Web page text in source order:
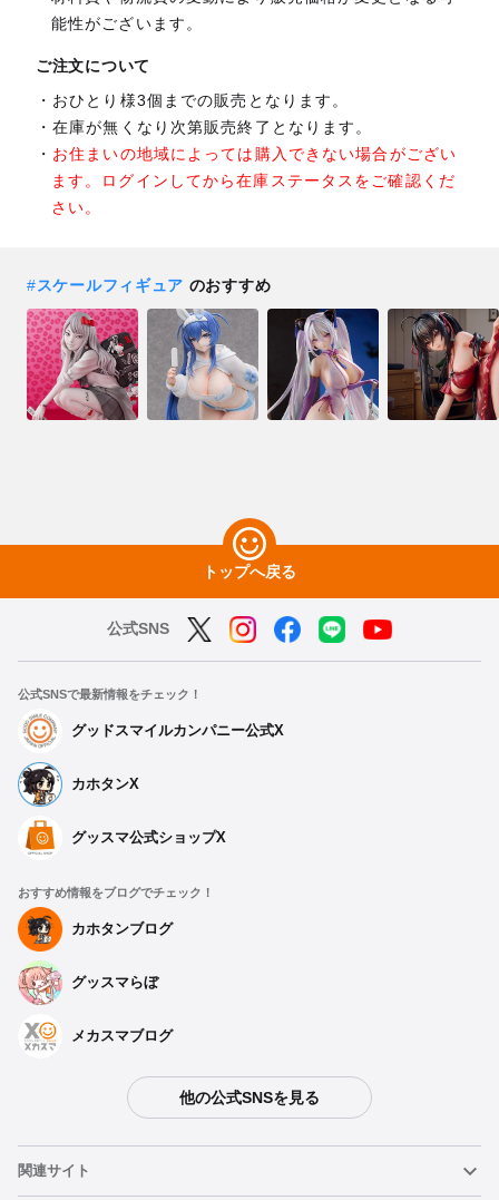
能性がございます。
ご注文について
おひとり様3個までの販売となります。
在庫が無くなり次第販売終了となります。
お住まいの地域によっては購入できない場合がござい
ます。ログインしてから在庫ステータスをご確認くだ
さい。
#スケールフィギュア のおすすめ
トップへ戻る
公式SNS
公式SNSで最新情報をチェック！
グッドスマイルカンパニー公式X
カホタンX
グッスマ公式ショップX
おすすめ情報をブログでチェック！
カホタンブログ
グッスマらぼ
メカスマブログ
他の公式SNSを見る
関連サイト